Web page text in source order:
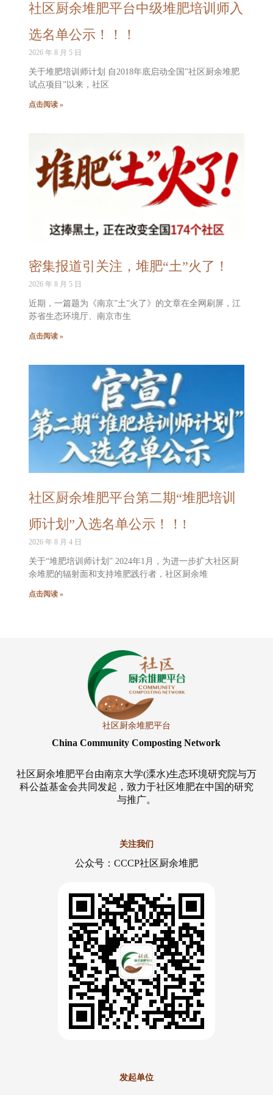
社区厨余堆肥平台中级堆肥培训师入
选名单公示！！！
2026 年 8 月 5 日
关于堆肥培训师计划 自2018年底启动全国”社区厨余堆肥
试点项目”以来，社区
点击阅读 »
密集报道引关注，堆肥“土”火了！
2026 年 8 月 5 日
近期，一篇题为《南京”土”火了》的文章在全网刷屏，江
苏省生态环境厅、南京市生
点击阅读 »
社区厨余堆肥平台第二期“堆肥培训
师计划”入选名单公示！！!
2026 年 8 月 4 日
关于“堆肥培训师计划” 2024年1月，为进一步扩大社区厨
余堆肥的辐射面和支持堆肥践行者，社区厨余堆
点击阅读 »
社区厨余堆肥平台
China Community Composting Network
社区厨余堆肥平台由南京大学(溧水)生态环境研究院与万
科公益基金会共同发起，致力于社区堆肥在中国的研究
与推广。
关注我们
公众号：CCCP社区厨余堆肥
发起单位